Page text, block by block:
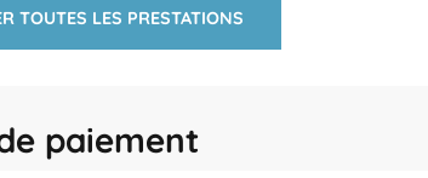
TOUTES LES PRESTATIONS
paiement